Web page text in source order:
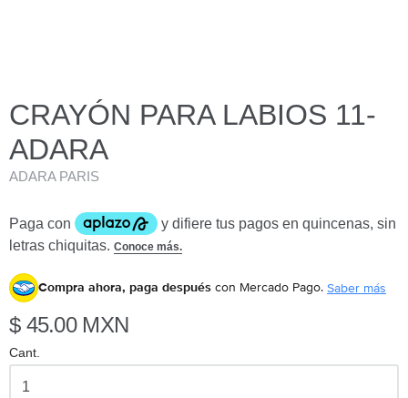
CRAYÓN PARA LABIOS 11-
ADARA
ADARA PARIS
Compra ahora, paga después con Mercado Pago. Saber más
$ 45.00 MXN
Cant.